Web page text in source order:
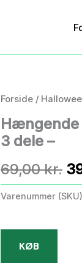
Forside /
Hængende
3 dele –
69,00kr.
Varenummer
KØB